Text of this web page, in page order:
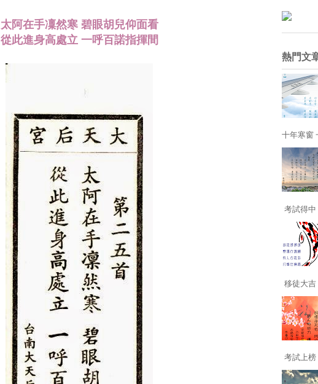
太阿在手凜然寒 碧眼胡兒仰面看
從此進身高處立 一呼百諾指揮間
熱門文
十年寒窗
考試得
移徒大
考試上